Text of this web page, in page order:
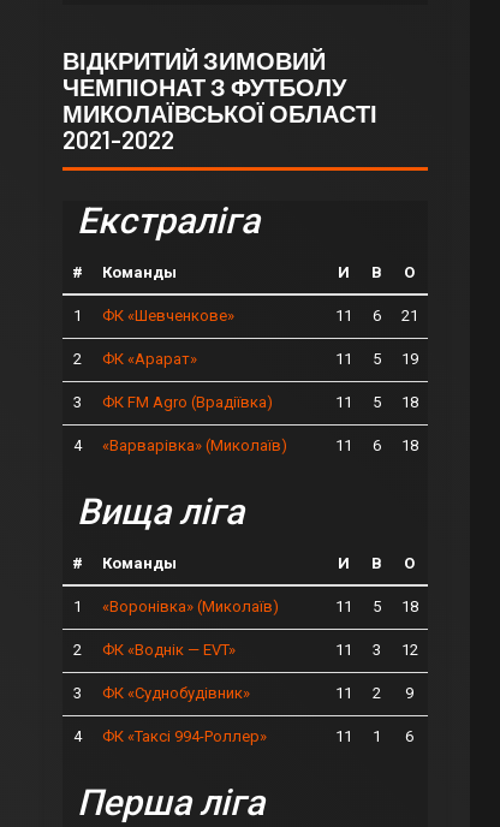
ВІДКРИТИЙ ЗИМОВИЙ
ЧЕМПІОНАТ З ФУТБОЛУ
МИКОЛАЇВСЬКОЇ ОБЛАСТІ
2021-2022
Екстраліга
# Команды И В О
1 ФК «Шевченкове» 11 6 21
2 ФК «Арарат» 11 5 19
3 ФК FM Agro (Врадіївка) 11 5 18
4 «Варварівка» (Миколаїв) 11 6 18
Вища ліга
# Команды И В О
1 «Воронівка» (Миколаїв) 11 5 18
2 ФК «Воднік — EVT» 11 3 12
3 ФК «Суднобудівник» 11 2 9
4 ФК «Таксі 994-Роллер» 11 1 6
Перша ліга